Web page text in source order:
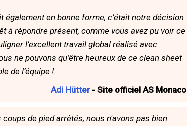
également en bonne forme, c’était notre décision
à répondre présent, comme vous avez pu voir ce
l’excellent travail global réalisé avec
ne pouvons qu’être heureux de ce clean sheet
de l’équipe !
Adi Hütter- Site officiel AS Monaco
de pied arrêtés, nous n'avons pas bien